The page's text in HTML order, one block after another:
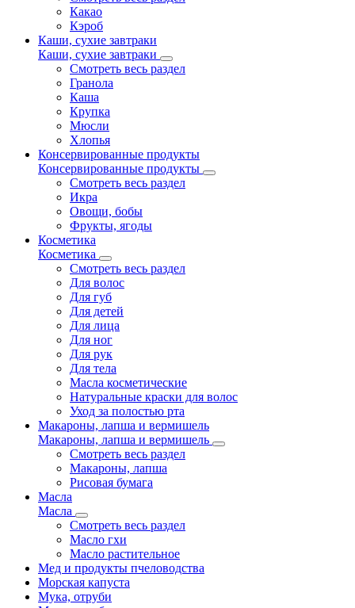
Какао
Кэроб
Каши, сухие завтраки
Каши, сухие завтраки
Смотреть весь раздел
Гранола
Каша
Крупка
Мюсли
Хлопья
Консервированные продукты
Консервированные продукты
Смотреть весь раздел
Икра
Овощи, бобы
Фрукты, ягоды
Косметика
Косметика
Смотреть весь раздел
Для волос
Для губ
Для детей
Для лица
Для ног
Для рук
Для тела
Масла косметические
Натуральные краски для волос
Уход за полостью рта
Макароны, лапша и вермишель
Макароны, лапша и вермишель
Смотреть весь раздел
Макароны, лапша
Рисовая бумага
Масла
Масла
Смотреть весь раздел
Масло гхи
Масло растительное
Мед и продукты пчеловодства
Морская капуста
Мука, отруби